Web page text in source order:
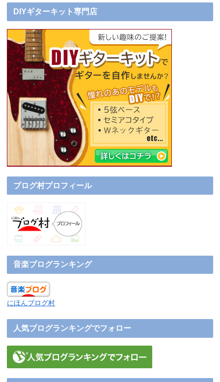
DIYギターキット専門店
ブログ村プロフィール
音楽ブログランキング
にほんブログ村
人気ブログランキングでフォロー